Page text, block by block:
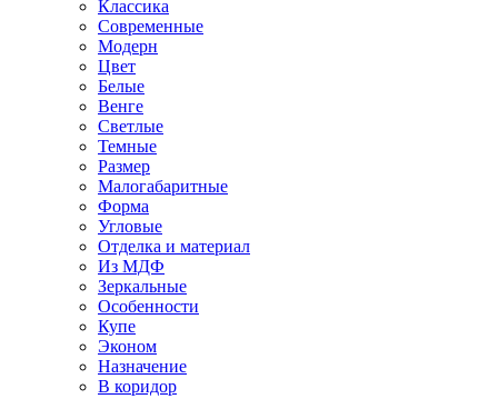
Классика
Современные
Модерн
Цвет
Белые
Венге
Светлые
Темные
Размер
Малогабаритные
Форма
Угловые
Отделка и материал
Из МДФ
Зеркальные
Особенности
Купе
Эконом
Назначение
В коридор